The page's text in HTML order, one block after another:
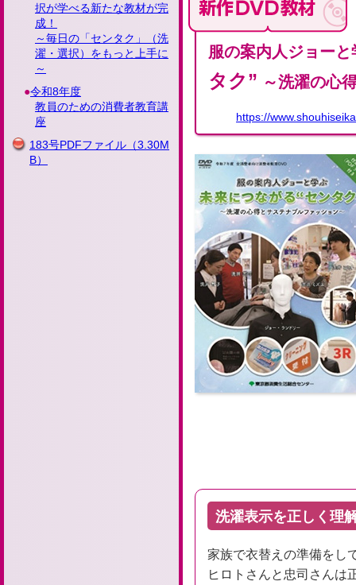
択が学べる新たな教材が完
成！
～毎日の「センタク」（洗
濯・選択）をもっと上手に
～
令和8年度
教員のための消費者教育講
座
183号PDFファイル （3.30M
B）
服の案内人ジョーと
タク” ～洗濯の心
https://
洗濯表示を正しく理
家族で衣替えの準備をし
ヒロトさんと忠司さんは